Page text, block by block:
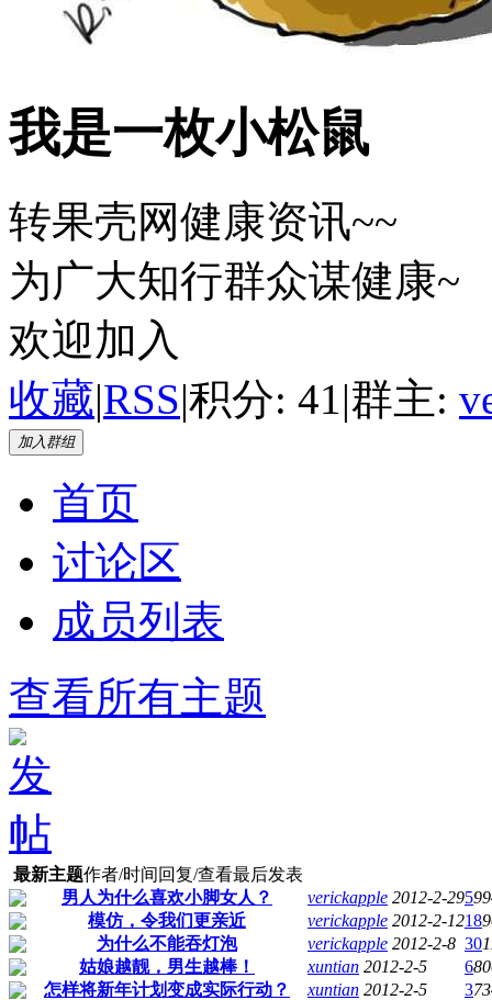
我是一枚小松鼠
转果壳网健康资讯~~
为广大知行群众谋健康~
欢迎加入
收藏|RSS|积分: 41|群主:
加入群组
首页
讨论区
成员列表
查看所有主题
最新主题作者/时间 回复/查看最后发表
男人为什么喜欢小脚女人？
verickapple 2012-2-295
模仿，令我们更亲近
verickapple 2012-2-1218
为什么不能吞灯泡
verickapple 2012-2-8 30
姑娘越靓，男生越棒！
xuntian 2012-2-5 6
怎样将新年计划变成实际行动？
xuntian 2012-2-5 3